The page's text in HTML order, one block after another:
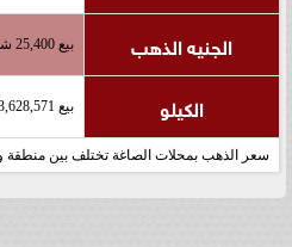
الجنيه الذهب بيع 25,400 شراء 25,800
الكيلو بيع 3,628,571 شراء 3,685,714
سعر الذهب بمحلات الصاغة تختلف بين منطقة